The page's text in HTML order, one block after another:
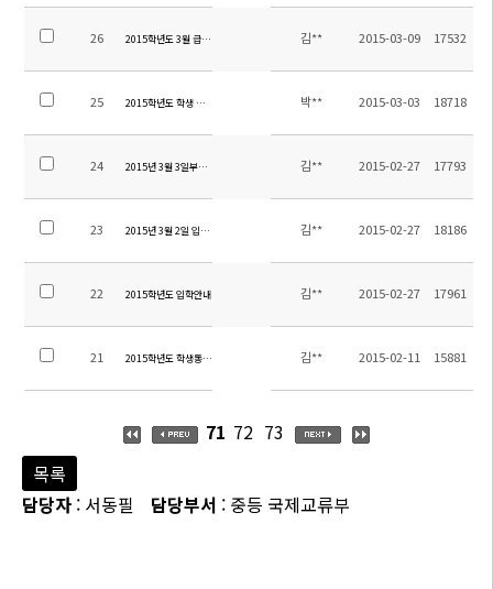
26 2015학년도 3월 급식 식단 일림 김** 2015-03-09 17532
25 2015학년도 학생 통학버스 노선 최종 확정 공지박** 2015-03-03 18718
24 2015년 3월 3일부터 정상 통학차량 시간 및 위치 알림
김** 2015-02-27 17793
23 2015년 3월 2일 입학식 통학차량 탑승 위치 및 시간 알림
김** 2015-02-27 18186
22 2015학년도 입학안내 김** 2015-02-27 17961
21 2015학년도 학생통학차량 노선 탑승위치 관련 안내
김** 2015-02-11 15881
71 72 73
목록
담당자 : 서동필 담당부서 : 중등 국제교류부